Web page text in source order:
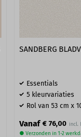
SANDBERG
Essentials
5 kleurvariaties
Rol van 53 cm x
Vanaf € 76,00
● Verzonden in 1-2